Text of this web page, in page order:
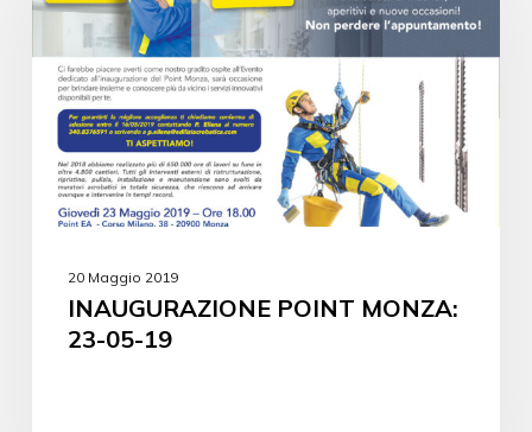
20 Maggio 2019
INAUGURAZIONE POINT MONZA:
23-05-19